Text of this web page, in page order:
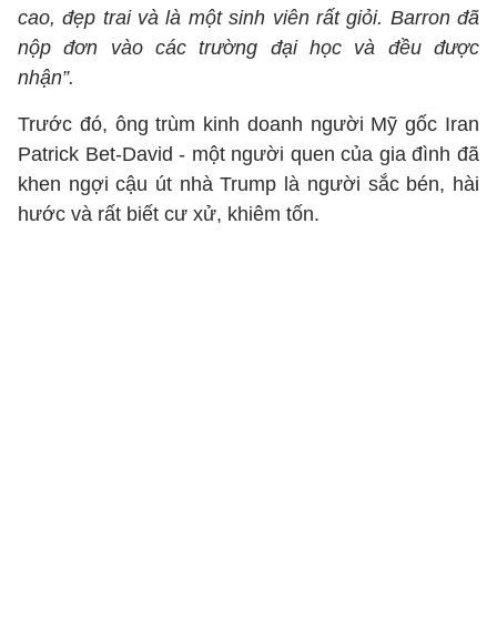
cao, đẹp trai và là một sinh viên rất giỏi. Barron đã
nộp đơn vào các trường đại học và đều được
nhận”.
Trước đó, ông trùm kinh doanh người Mỹ gốc Iran
Patrick Bet-David - một người quen của gia đình đã
khen ngợi cậu út nhà Trump là người sắc bén, hài
hước và rất biết cư xử, khiêm tốn.